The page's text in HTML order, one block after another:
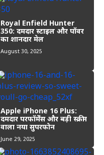
Royal Enfield Hunter
350: दमदार स्टाइल और पॉवर
का शानदार मेल
August 30, 2025
Apple iPhone 16 Plus:
दमदार परफॉर्मेंस और बड़ी स्क्रीन
वाला नया सुपरफोन
June 29, 2025